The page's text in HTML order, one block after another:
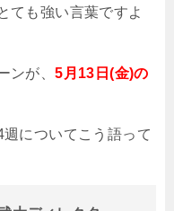
ても強い言葉ですよ
ンが、5月13日(金)の
についてこう語って